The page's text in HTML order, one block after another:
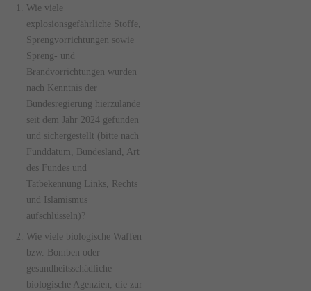
Wie viele
explosionsgefährliche Stoffe,
Sprengvorrichtungen sowie
Spreng- und
Brandvorrichtungen wurden
nach Kenntnis der
Bundesregierung hierzulande
seit dem Jahr 2024 gefunden
und sichergestellt (bitte nach
Funddatum, Bundesland, Art
des Fundes und
Tatbekennung Links, Rechts
und Islamismus
aufschlüsseln)?
Wie viele biologische Waffen
bzw. Bomben oder
gesundheitsschädliche
biologische Agenzien, die zur